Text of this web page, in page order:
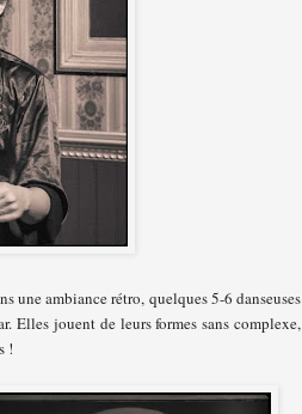
une ambiance rétro, quelques 5-6 danseuses
Elles jouent de leurs formes sans complexe,
!